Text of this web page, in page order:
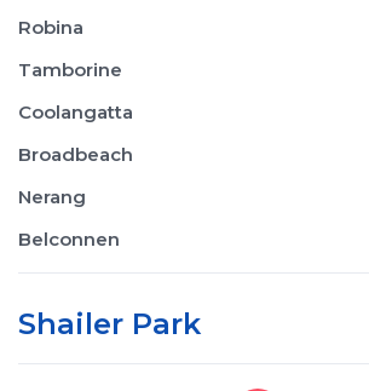
Robina
Tamborine
Coolangatta
Broadbeach
Nerang
Belconnen
Shailer Park